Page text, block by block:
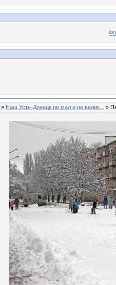
» Наш Усть-Донецк не мал и не велик... »